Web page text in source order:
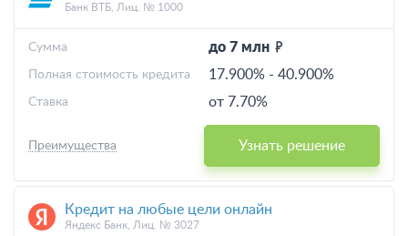
Банк ВТБ, Лиц. № 1000
до 7 млн
Cумма
17.900% - 40.900%
Полная стоимость кредита
от 7.70%
Ставка
Узнать решение
Преимущества
Кредит на любые цели онлайн
Яндекс Банк, Лиц. № 3027